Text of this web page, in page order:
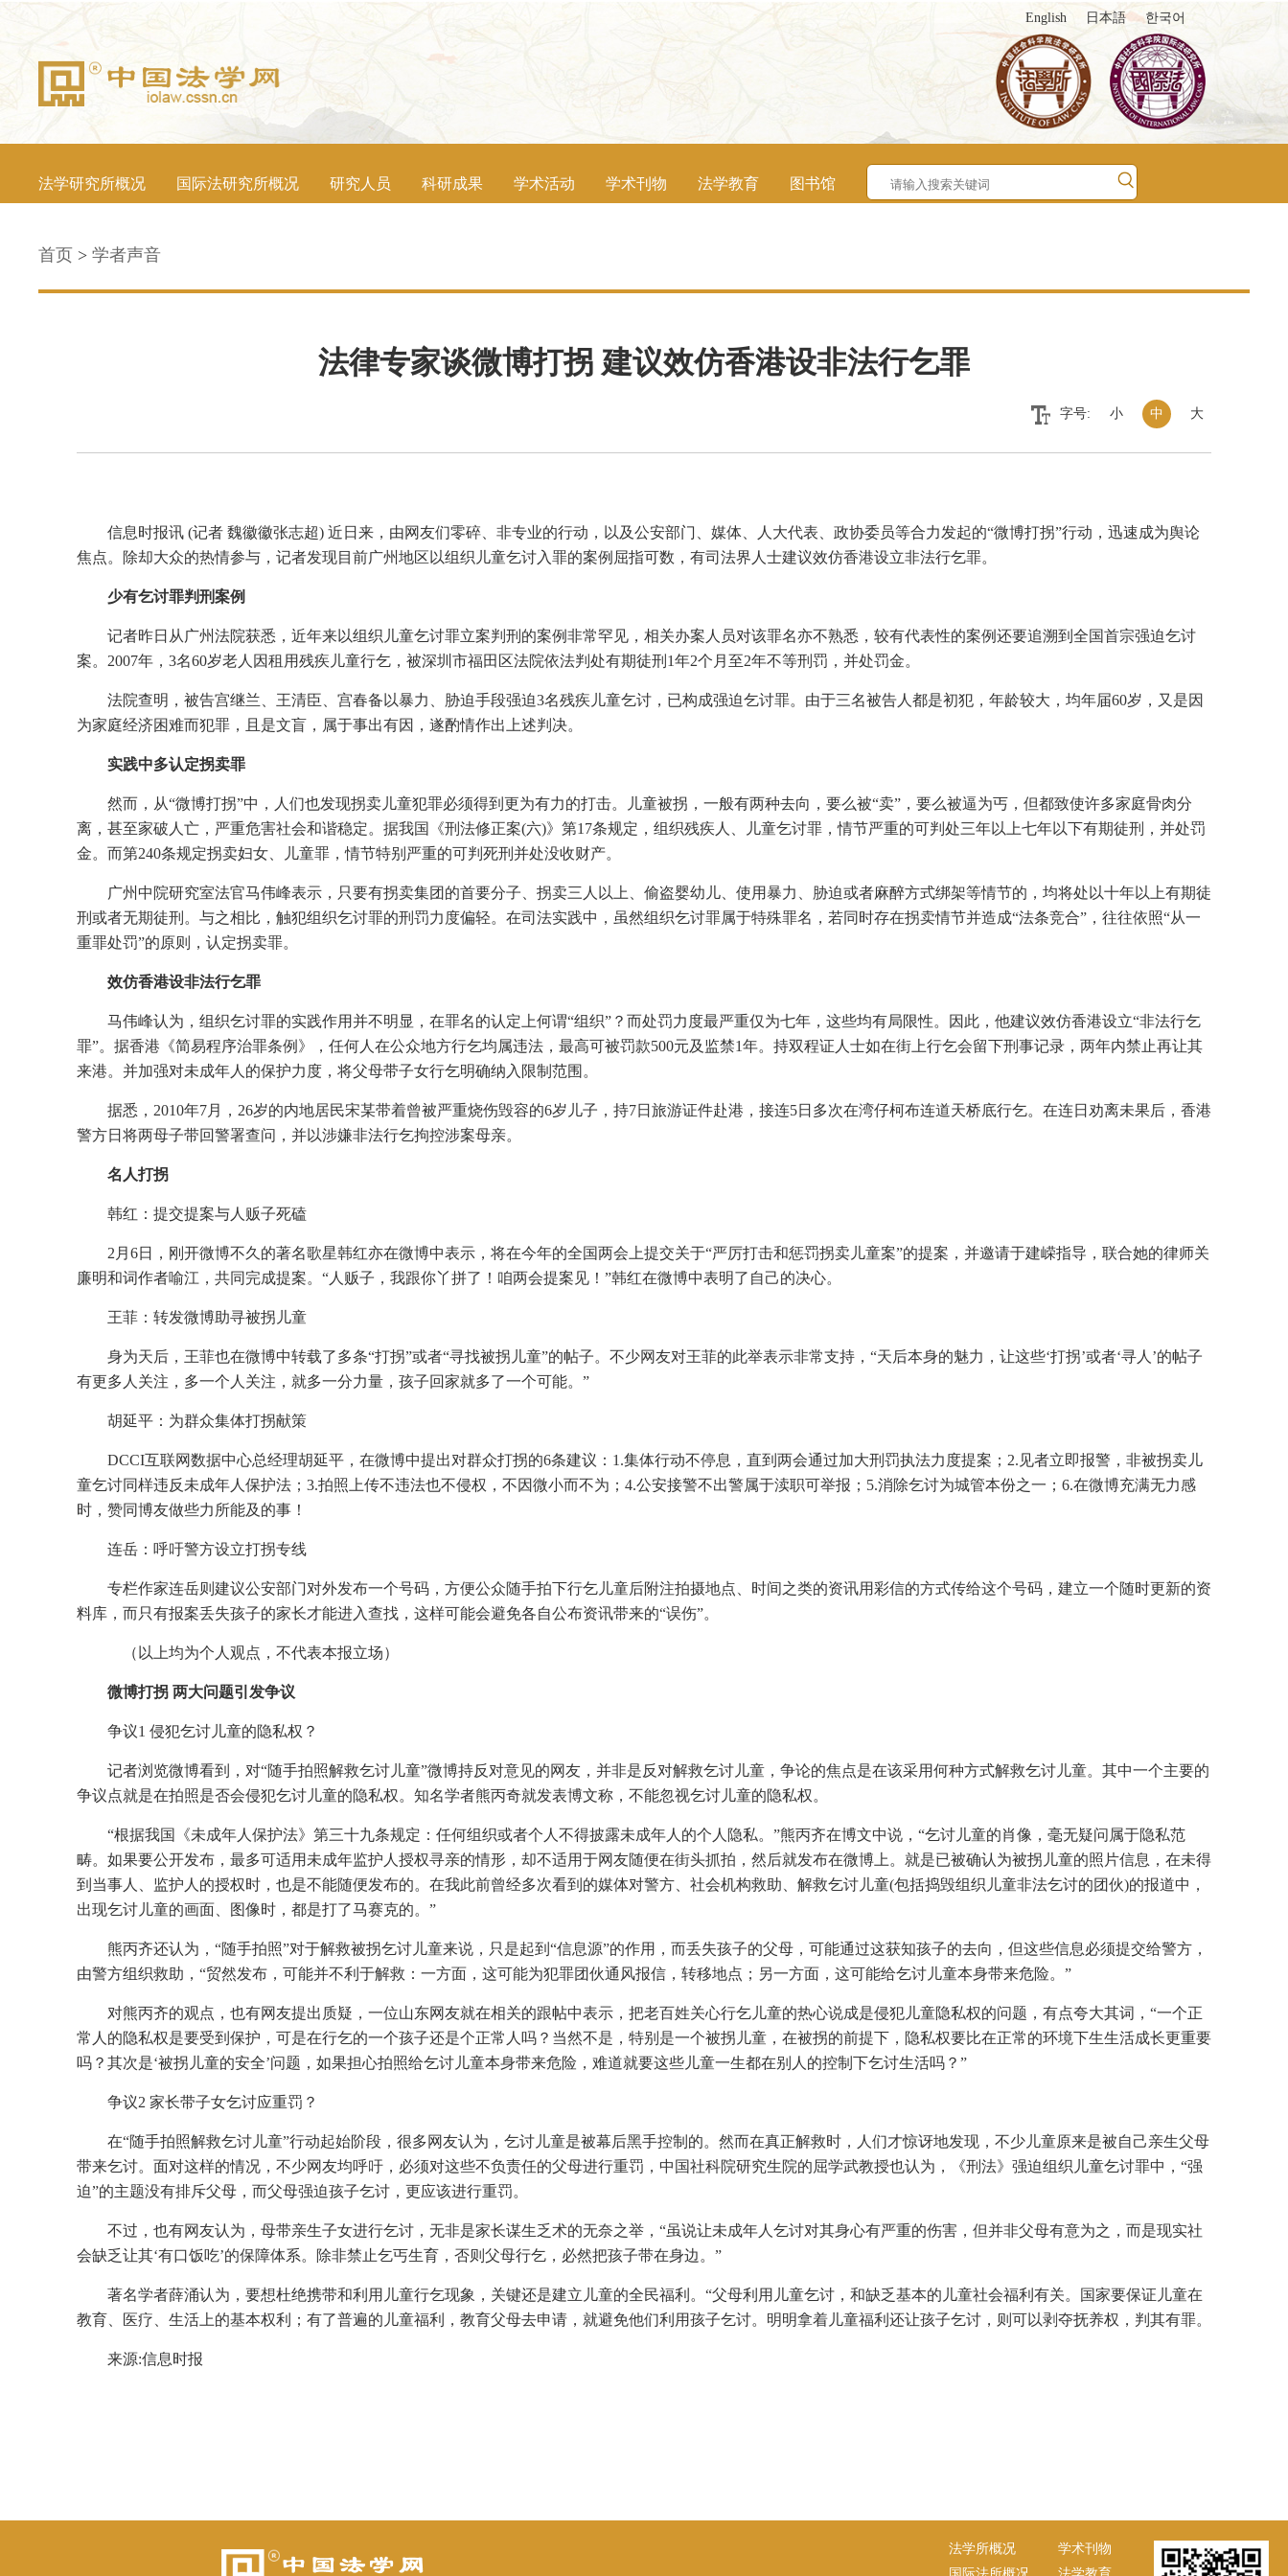
English 日本語 한국어
法学研究所概况 国际法研究所概况 研究人员 科研成果 学术活动 学术刊物 法学教育 图书馆
首页 > 学者声音
法律专家谈微博打拐 建议效仿香港设非法行乞罪
字号: 小 中 大
信息时报讯 (记者 魏徽徽张志超) 近日来，由网友们零碎、非专业的行动，以及公安部门、媒体、人大代表、政协委员等合力发起的“微博打拐”行动，迅速成为舆论
焦点。除却大众的热情参与，记者发现目前广州地区以组织儿童乞讨入罪的案例屈指可数，有司法界人士建议效仿香港设立非法行乞罪。
少有乞讨罪判刑案例
记者昨日从广州法院获悉，近年来以组织儿童乞讨罪立案判刑的案例非常罕见，相关办案人员对该罪名亦不熟悉，较有代表性的案例还要追溯到全国首宗强迫乞讨
案。2007年，3名60岁老人因租用残疾儿童行乞，被深圳市福田区法院依法判处有期徒刑1年2个月至2年不等刑罚，并处罚金。
法院查明，被告宫继兰、王清臣、宫春备以暴力、胁迫手段强迫3名残疾儿童乞讨，已构成强迫乞讨罪。由于三名被告人都是初犯，年龄较大，均年届60岁，又是因
为家庭经济困难而犯罪，且是文盲，属于事出有因，遂酌情作出上述判决。
实践中多认定拐卖罪
然而，从“微博打拐”中，人们也发现拐卖儿童犯罪必须得到更为有力的打击。儿童被拐，一般有两种去向，要么被“卖”，要么被逼为丐，但都致使许多家庭骨肉分
离，甚至家破人亡，严重危害社会和谐稳定。据我国《刑法修正案(六)》第17条规定，组织残疾人、儿童乞讨罪，情节严重的可判处三年以上七年以下有期徒刑，并处罚
金。而第240条规定拐卖妇女、儿童罪，情节特别严重的可判死刑并处没收财产。
广州中院研究室法官马伟峰表示，只要有拐卖集团的首要分子、拐卖三人以上、偷盗婴幼儿、使用暴力、胁迫或者麻醉方式绑架等情节的，均将处以十年以上有期徒
刑或者无期徒刑。与之相比，触犯组织乞讨罪的刑罚力度偏轻。在司法实践中，虽然组织乞讨罪属于特殊罪名，若同时存在拐卖情节并造成“法条竞合”，往往依照“从一
重罪处罚”的原则，认定拐卖罪。
效仿香港设非法行乞罪
马伟峰认为，组织乞讨罪的实践作用并不明显，在罪名的认定上何谓“组织”？而处罚力度最严重仅为七年，这些均有局限性。因此，他建议效仿香港设立“非法行乞
罪”。据香港《简易程序治罪条例》，任何人在公众地方行乞均属违法，最高可被罚款500元及监禁1年。持双程证人士如在街上行乞会留下刑事记录，两年内禁止再让其
来港。并加强对未成年人的保护力度，将父母带子女行乞明确纳入限制范围。
据悉，2010年7月，26岁的内地居民宋某带着曾被严重烧伤毁容的6岁儿子，持7日旅游证件赴港，接连5日多次在湾仔柯布连道天桥底行乞。在连日劝离未果后，香港
警方日将两母子带回警署查问，并以涉嫌非法行乞拘控涉案母亲。
名人打拐
韩红：提交提案与人贩子死磕
2月6日，刚开微博不久的著名歌星韩红亦在微博中表示，将在今年的全国两会上提交关于“严厉打击和惩罚拐卖儿童案”的提案，并邀请于建嵘指导，联合她的律师关
廉明和词作者喻江，共同完成提案。“人贩子，我跟你丫拼了！咱两会提案见！”韩红在微博中表明了自己的决心。
王菲：转发微博助寻被拐儿童
身为天后，王菲也在微博中转载了多条“打拐”或者“寻找被拐儿童”的帖子。不少网友对王菲的此举表示非常支持，“天后本身的魅力，让这些‘打拐’或者‘寻人’的帖子
有更多人关注，多一个人关注，就多一分力量，孩子回家就多了一个可能。”
胡延平：为群众集体打拐献策
DCCI互联网数据中心总经理胡延平，在微博中提出对群众打拐的6条建议：1.集体行动不停息，直到两会通过加大刑罚执法力度提案；2.见者立即报警，非被拐卖儿
童乞讨同样违反未成年人保护法；3.拍照上传不违法也不侵权，不因微小而不为；4.公安接警不出警属于渎职可举报；5.消除乞讨为城管本份之一；6.在微博充满无力感
时，赞同博友做些力所能及的事！
连岳：呼吁警方设立打拐专线
专栏作家连岳则建议公安部门对外发布一个号码，方便公众随手拍下行乞儿童后附注拍摄地点、时间之类的资讯用彩信的方式传给这个号码，建立一个随时更新的资
料库，而只有报案丢失孩子的家长才能进入查找，这样可能会避免各自公布资讯带来的“误伤”。
（以上均为个人观点，不代表本报立场）
微博打拐 两大问题引发争议
争议1 侵犯乞讨儿童的隐私权？
记者浏览微博看到，对“随手拍照解救乞讨儿童”微博持反对意见的网友，并非是反对解救乞讨儿童，争论的焦点是在该采用何种方式解救乞讨儿童。其中一个主要的
争议点就是在拍照是否会侵犯乞讨儿童的隐私权。知名学者熊丙奇就发表博文称，不能忽视乞讨儿童的隐私权。
“根据我国《未成年人保护法》第三十九条规定：任何组织或者个人不得披露未成年人的个人隐私。”熊丙齐在博文中说，“乞讨儿童的肖像，毫无疑问属于隐私范
畴。如果要公开发布，最多可适用未成年监护人授权寻亲的情形，却不适用于网友随便在街头抓拍，然后就发布在微博上。就是已被确认为被拐儿童的照片信息，在未得
到当事人、监护人的授权时，也是不能随便发布的。在我此前曾经多次看到的媒体对警方、社会机构救助、解救乞讨儿童(包括捣毁组织儿童非法乞讨的团伙)的报道中，
出现乞讨儿童的画面、图像时，都是打了马赛克的。”
熊丙齐还认为，“随手拍照”对于解救被拐乞讨儿童来说，只是起到“信息源”的作用，而丢失孩子的父母，可能通过这获知孩子的去向，但这些信息必须提交给警方，
由警方组织救助，“贸然发布，可能并不利于解救：一方面，这可能为犯罪团伙通风报信，转移地点；另一方面，这可能给乞讨儿童本身带来危险。”
对熊丙齐的观点，也有网友提出质疑，一位山东网友就在相关的跟帖中表示，把老百姓关心行乞儿童的热心说成是侵犯儿童隐私权的问题，有点夸大其词，“一个正
常人的隐私权是要受到保护，可是在行乞的一个孩子还是个正常人吗？当然不是，特别是一个被拐儿童，在被拐的前提下，隐私权要比在正常的环境下生生活成长更重要
吗？其次是‘被拐儿童的安全’问题，如果担心拍照给乞讨儿童本身带来危险，难道就要这些儿童一生都在别人的控制下乞讨生活吗？”
争议2 家长带子女乞讨应重罚？
在“随手拍照解救乞讨儿童”行动起始阶段，很多网友认为，乞讨儿童是被幕后黑手控制的。然而在真正解救时，人们才惊讶地发现，不少儿童原来是被自己亲生父母
带来乞讨。面对这样的情况，不少网友均呼吁，必须对这些不负责任的父母进行重罚，中国社科院研究生院的屈学武教授也认为，《刑法》强迫组织儿童乞讨罪中，“强
迫”的主题没有排斥父母，而父母强迫孩子乞讨，更应该进行重罚。
不过，也有网友认为，母带亲生子女进行乞讨，无非是家长谋生乏术的无奈之举，“虽说让未成年人乞讨对其身心有严重的伤害，但并非父母有意为之，而是现实社
会缺乏让其‘有口饭吃’的保障体系。除非禁止乞丐生育，否则父母行乞，必然把孩子带在身边。”
著名学者薛涌认为，要想杜绝携带和利用儿童行乞现象，关键还是建立儿童的全民福利。“父母利用儿童乞讨，和缺乏基本的儿童社会福利有关。国家要保证儿童在
教育、医疗、生活上的基本权利；有了普遍的儿童福利，教育父母去申请，就避免他们利用孩子乞讨。明明拿着儿童福利还让孩子乞讨，则可以剥夺抚养权，判其有罪。
来源:信息时报
法学所概况
学术刊物